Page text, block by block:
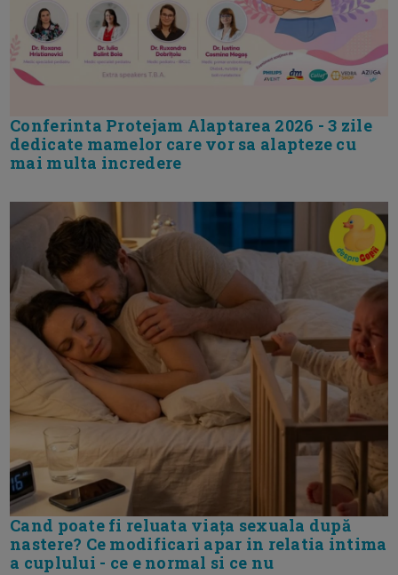
Conferinta Protejam Alaptarea 2026 - 3 zile
dedicate mamelor care vor sa alapteze cu
mai multa incredere
Cand poate fi reluata viața sexuala după
nastere? Ce modificari apar in relatia intima
a cuplului - ce e normal si ce nu